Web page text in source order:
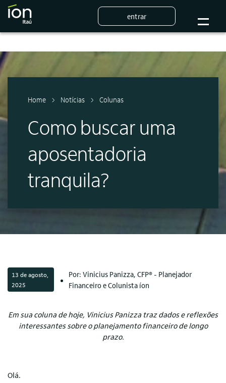
entrar
Home Notícias Colunas
Como buscar uma
aposentadoria
tranquila?
13 de agosto,
2025
Por: Vinicius Panizza, CFP® - Planejador
Financeiro e Colunista íon
Em sua coluna de hoje, Vinicius Panizza traz dados e reflexões
interessantes sobre o planejamento financeiro de longo
prazo.
Olá.